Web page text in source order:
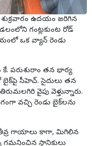
ఉదయం జరిగిన
గంట్లకుంట రోడ్
ఒక వ్యాన్ రెండు
కే. పరుశురాం తన భార్య
సీహెచ్. సైదులు తన
వైపు వెళ్తున్నారు.
వచ్చి రెండు బైక్‌లను
గాయాలు కాగా, మిగిలిన
స్థానికులు